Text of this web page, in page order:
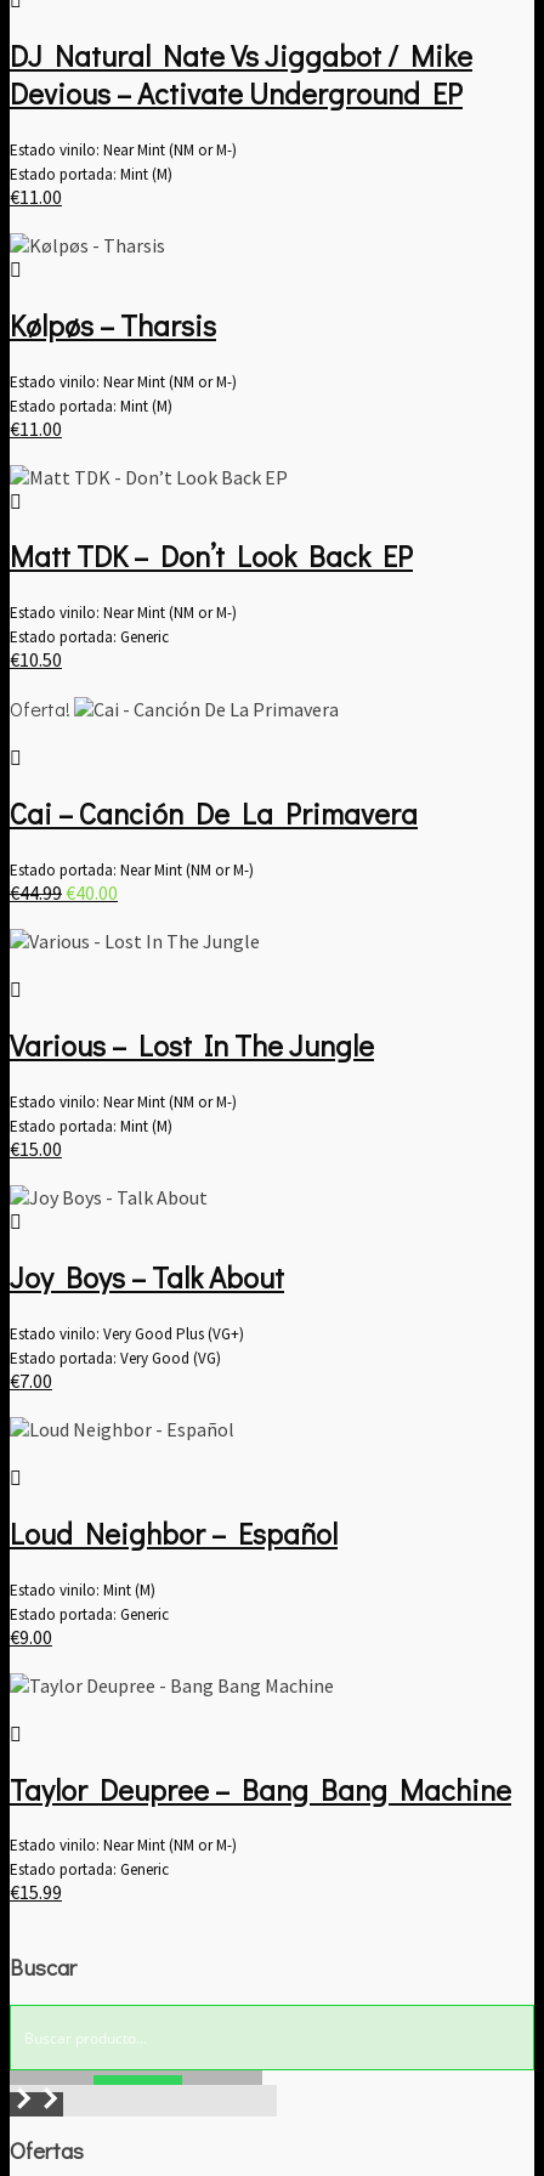
DJ Natural Nate Vs Jiggabot / Mike
Devious – Activate Underground EP
Estado vinilo: Near Mint (NM or M-)
Estado portada: Mint (M)
€11.00
Kølpøs – Tharsis
Estado vinilo: Near Mint (NM or M-)
Estado portada: Mint (M)
€11.00
Matt TDK – Don’t Look Back EP
Estado vinilo: Near Mint (NM or M-)
Estado portada: Generic
€10.50
Oferta!
Cai – Canción De La Primavera
Estado portada: Near Mint (NM or M-)
€44.99El
original
€40.00
actual
Various – Lost In The Jungle
Estado vinilo: Near Mint (NM or M-)
Estado portada: Mint (M)
€15.00
Joy Boys – Talk About
Estado vinilo: Very Good Plus (VG+)
Estado portada: Very Good (VG)
€7.00
Loud Neighbor – Español
Estado vinilo: Mint (M)
Estado portada: Generic
€9.00
Taylor Deupree – Bang Bang Machine
Estado vinilo: Near Mint (NM or M-)
Estado portada: Generic
€15.99
Buscar
Ofertas